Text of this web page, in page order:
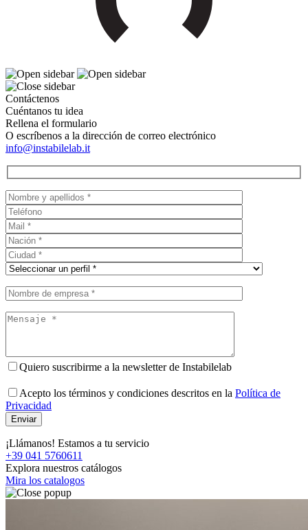
Contáctenos
Cuéntanos tu idea
Rellena el formulario
O escríbenos a la dirección de correo electrónico
info@instabilelab.it
Quiero suscribirme a la newsletter de Instabilelab
Acepto los términos y condiciones descritos en la Política de
Privacidad
¡Llámanos! Estamos a tu servicio
+39 041 5760611
Explora nuestros catálogos
Mira los catalogos